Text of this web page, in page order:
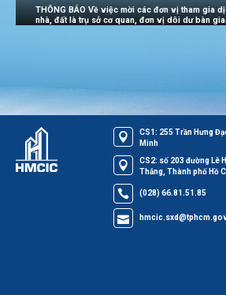
THÔNG BÁO Về việc mời các đơn vị tham gia
nhà, đất là trụ sở cơ quan, đơn vị dôi dư bàn
CS1: 255 Trần Hưng
Minh
CS2: số 203 đường Lê
Thắng, Thành phố Hồ
(028) 66.81.51.85